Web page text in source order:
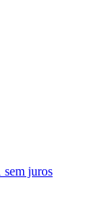
sem juros